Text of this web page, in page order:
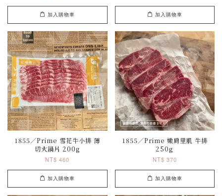
加入購物車 加入購物車
1855／Prime 雪花牛小排 薄
切火鍋片 200g
NT$ 460
加入購物車
1855／Prime 嫩肩里肌 牛排
250g
NT$ 370
加入購物車